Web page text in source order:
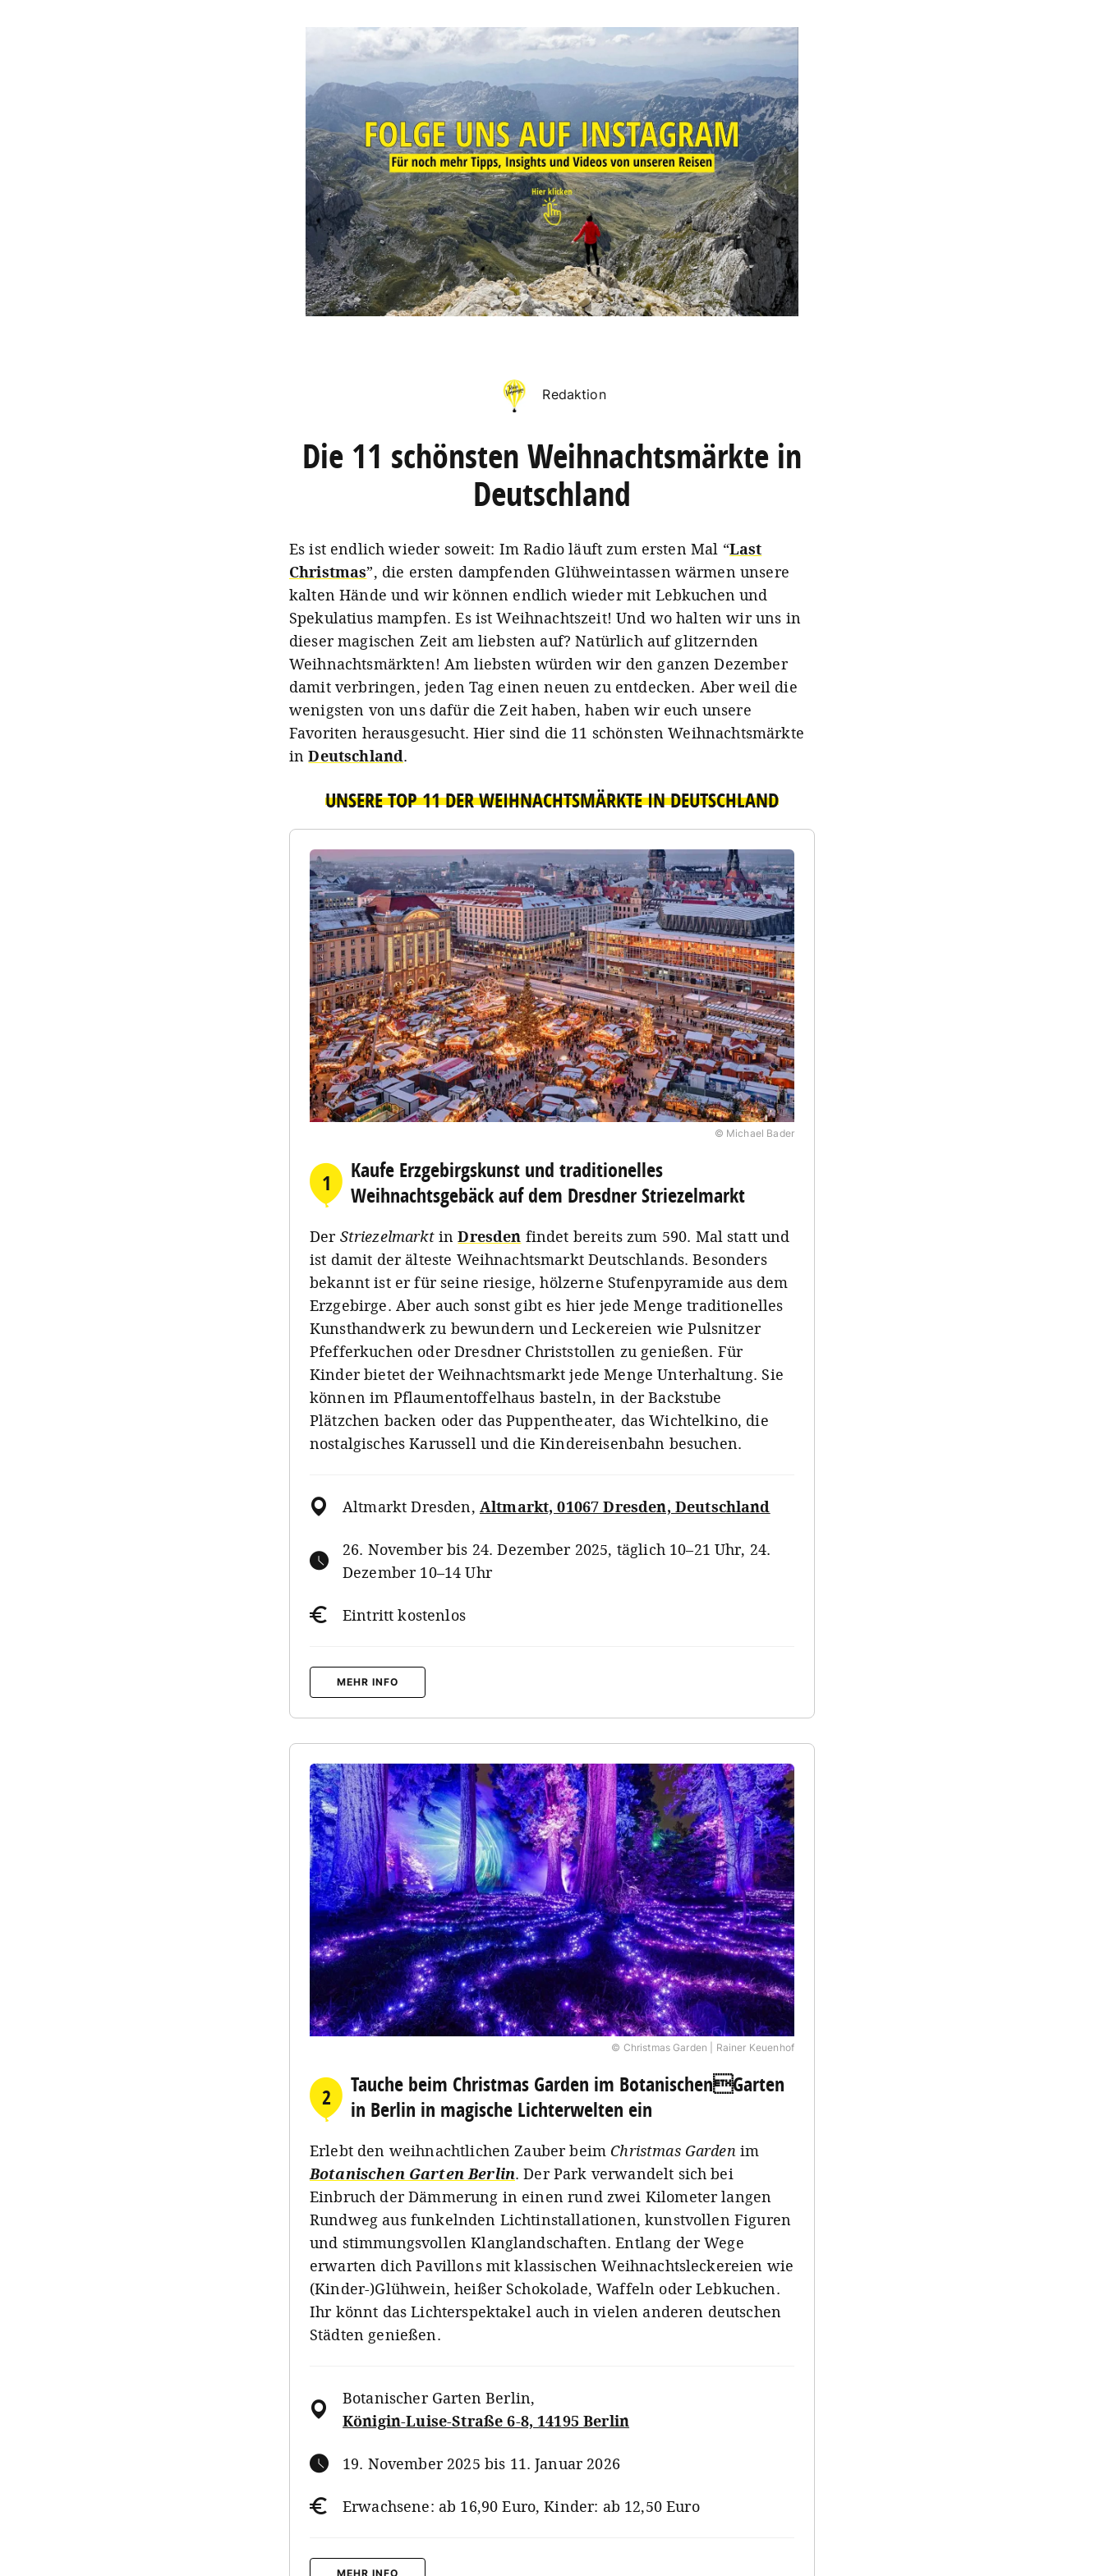
Redaktion
Die 11 schönsten Weihnachtsmärkte in
Deutschland
Es ist endlich wieder soweit: Im Radio läuft zum ersten Mal “Last
Christmas”, die ersten dampfenden Glühweintassen wärmen unsere
kalten Hände und wir können endlich wieder mit Lebkuchen und
Spekulatius mampfen. Es ist Weihnachtszeit! Und wo halten wir uns in
dieser magischen Zeit am liebsten auf? Natürlich auf glitzernden
Weihnachtsmärkten! Am liebsten würden wir den ganzen Dezember
damit verbringen, jeden Tag einen neuen zu entdecken. Aber weil die
wenigsten von uns dafür die Zeit haben, haben wir euch unsere
Favoriten herausgesucht. Hier sind die 11 schönsten Weihnachtsmärkte
inDeutschland.
UNSERE TOP 11 DER WEIHNACHTSMÄRKTE IN DEUTSCHLAND
© Michael Bader
1
Kaufe Erzgebirgskunst und traditionelles
Weihnachtsgebäck auf dem Dresdner Striezelmarkt
Der StriezelmarktinDresden findet bereits zum 590. Mal statt und
ist damit der älteste Weihnachtsmarkt Deutschlands. Besonders
bekannt ist er für seine riesige, hölzerne Stufenpyramide aus dem
Erzgebirge. Aber auch sonst gibt es hier jede Menge traditionelles
Kunsthandwerk zu bewundern und Leckereien wie Pulsnitzer
Pfefferkuchen oder Dresdner Christstollen zu genießen. Für
Kinder bietet der Weihnachtsmarkt jede Menge Unterhaltung. Sie
können im Pflaumentoffelhaus basteln, in der Backstube
Plätzchen backen oder das Puppentheater, das Wichtelkino, die
nostalgisches Karussell und die Kindereisenbahn besuchen.
Altmarkt Dresden, Altmarkt, 01067 Dresden, Deutschland
26. November bis 24. Dezember 2025, täglich 10–21 Uhr, 24.
Dezember 10–14 Uhr
Eintritt kostenlos
MEHR INFO
© Christmas Garden | Rainer Keuenhof
2
Tauche beim Christmas Garden im BotanischenGarten
in Berlin in magische Lichterwelten ein
Erlebt den weihnachtlichen Zauber beim Christmas Gardenim
Botanischen Garten Berlin. Der Park verwandelt sich bei
Einbruch der Dämmerung in einen rund zwei Kilometer langen
Rundweg aus funkelnden Lichtinstallationen, kunstvollen Figuren
und stimmungsvollen Klanglandschaften. Entlang der Wege
erwarten dich Pavillons mit klassischen Weihnachtsleckereien wie
(Kinder-)Glühwein, heißer Schokolade, Waffeln oder Lebkuchen.
Ihr könnt das Lichterspektakel auch in vielen anderen deutschen
Städten genießen.
Botanischer Garten Berlin,
Königin-Luise-Straße 6-8, 14195 Berlin
19. November 2025 bis 11. Januar 2026
Erwachsene: ab 16,90 Euro, Kinder: ab 12,50 Euro
MEHR INFO